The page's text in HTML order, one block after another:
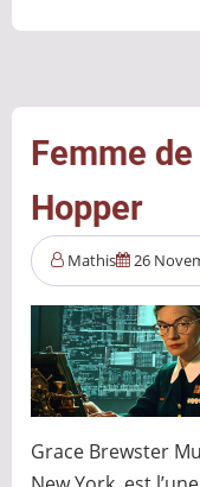
et
son
Femme
Hopper
Mathis 26
Grace Brewster